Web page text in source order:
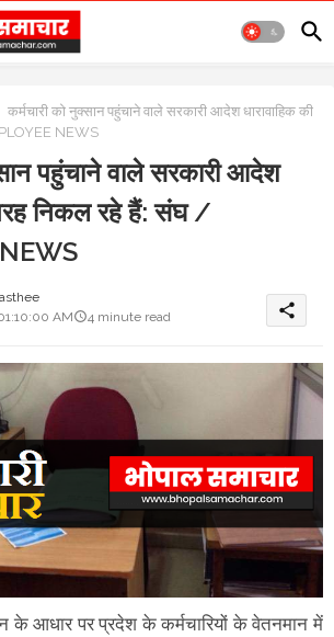
कर्मचारी को नुक्सान पहुंचाने वाले सरकारी आदेश धारावाहिक की
NEWS
पहुंचाने वाले सरकारी आदेश
तरह निकल रहे हैं: संघ /
AM
4 minute read share
के आधार पर प्रदेश के कर्मचारियों के वेतनमान में